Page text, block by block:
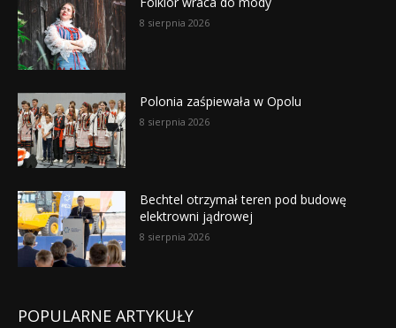
8 sierpnia 2026
Polonia zaśpiewała w Opolu
8 sierpnia 2026
Bechtel otrzymał teren pod budowę
elektrowni jądrowej
8 sierpnia 2026
POPULARNE ARTYKUŁY